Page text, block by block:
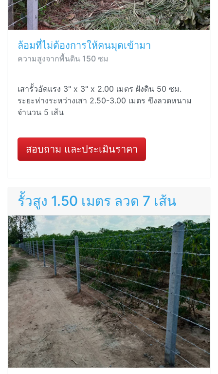
ล้อมที่ไม่ต้องการให้คนมุดเข้ามา
ความสูงจากพื้นดิน 150 ซม
เสารั้วอัดแรง 3" x 3" x 2.00 เมตร ฝังดิน 50 ซม.
ระยะห่างระหว่างเสา 2.50-3.00 เมตร ขึงลวดหนาม
จำนวน 5 เส้น
สอบถาม และประเมินราคา
รั้วสูง 1.50 เมตร ลวด 7 เส้น